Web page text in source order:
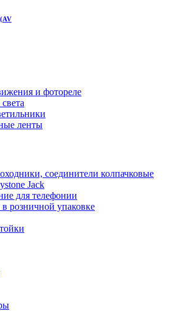
и фотореле
ленты
соединители колпачковые
Jack
для телефонии
розничной упаковке